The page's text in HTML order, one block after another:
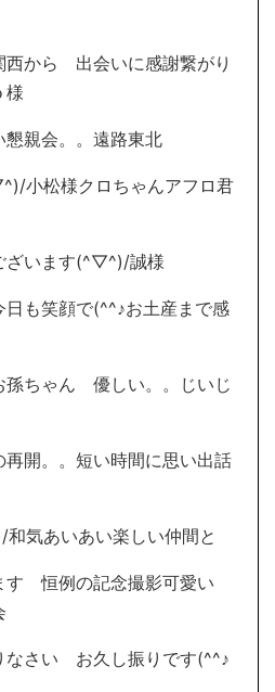
西から 出会いに感謝繋がり
様
親会。。遠路東北
小松様クロちゃんアフロ君
ざいます(^▽^)/誠様
日も笑顔で(^^♪お土産まで感
孫ちゃん 優しい。。じいじ
再開。。短い時間に思い出話
気あいあい楽しい仲間と
す 恒例の記念撮影可愛い
さい お久し振りです(^^♪